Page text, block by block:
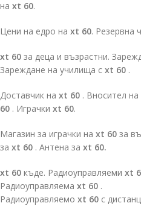
на xt 60.
Цени на едро на xt 60. Резервна
xt 60 за деца и възрастни.
Зареждане на училища с xt 60 .
Доставчик на xt 60 . Вносител на
60 . Играчки xt 60.
Магазин за играчки на xt 60 за
за xt 60 . Антена за xt 60.
xt 60 къде. Радиоуправляеми xt
Радиоуправляема xt 60 .
Радиоуправляемо xt 60 с